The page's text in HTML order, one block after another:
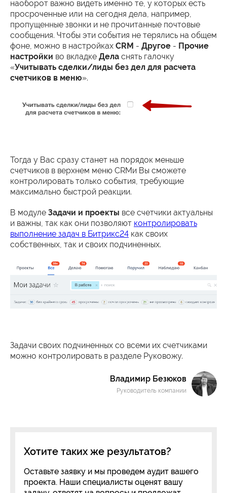
наоборот важно видеть именно те, у которых есть
просроченные или на сегодня дела, например,
пропущенные звонки и не прочитанные почтовые
сообщения. Чтобы эти события не терялись на общем
фоне, можно в настройках CRM - Другое - Прочие
настройки во вкладке Дела снять галочку
«Учитывать сделки/лиды без дел для расчета
счетчиков в меню».
Тогда у Вас сразу станет на порядок меньше
счетчиков в верхнем меню CRMи Вы сможете
контролировать только события, требующие
максимально быстрой реакции.
В модуле Задачи и проекты все счетчики актуальны
и важны, так как они позволяют контролировать
выполнение задач в Битрикс24 как своих
собственных, так и своих подчиненных.
Задачи своих подчиненных со всеми их счетчиками
можно контролировать в разделе Руковожу.
Владимир Безюков
Руководитель компании
Хотите таких же результатов?
Оставьте заявку и мы проведем аудит вашего
проекта. Наши специалисты оценят вашу